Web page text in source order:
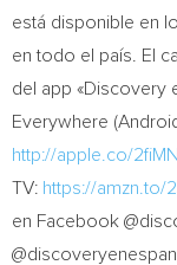
está disponible en
en todo el país. El
del app «Discovery
Everywhere
http://apple.co/
TV: https://amzn.to/
en Facebook